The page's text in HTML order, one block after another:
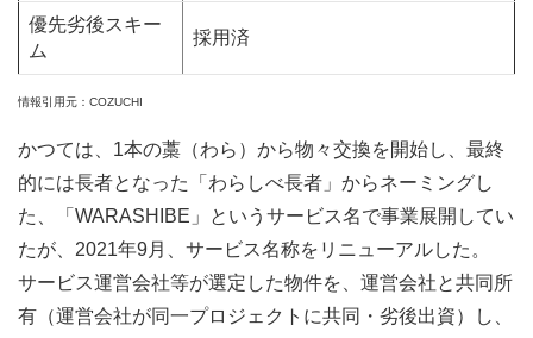
優先劣後スキー
ム
採用済
情報引用元：COZUCHI
かつては、1本の藁（わら）から物々交換を開始し、最終
的には長者となった「わらしべ長者」からネーミングし
た、「WARASHIBE」というサービス名で事業展開してい
たが、2021年9月、サービス名称をリニューアルした。
サービス運営会社等が選定した物件を、運営会社と共同所
有（運営会社が同一プロジェクトに共同・劣後出資）し、